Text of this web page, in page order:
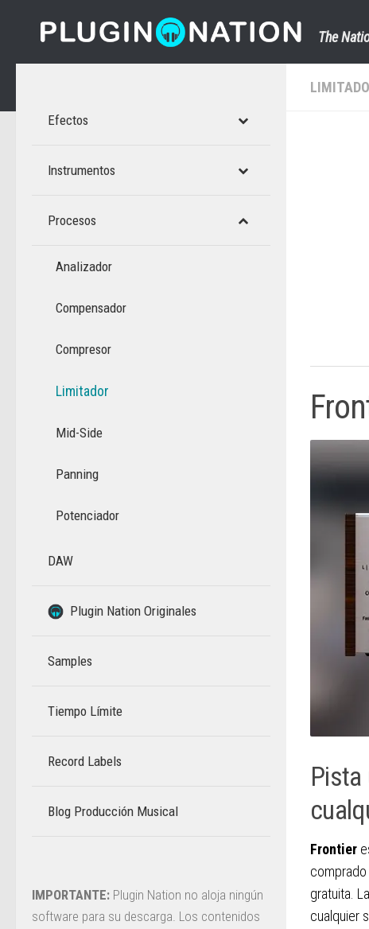
Saltar al contenido
The
Pista
Frontier
gratuita.
cualquier
Efectos
Instrumentos
Procesos
Analizador
Compensador
Compresor
Limitador
Mid-Side
Panning
Potenciador
DAW
Plugin Nation Originales
–
Samples
Tiempo Límite
–
Record Labels
Blog Producción Musical
–
IMPORTANTE: Plugin Nation no aloja ningún
software para su descarga. Los contenidos